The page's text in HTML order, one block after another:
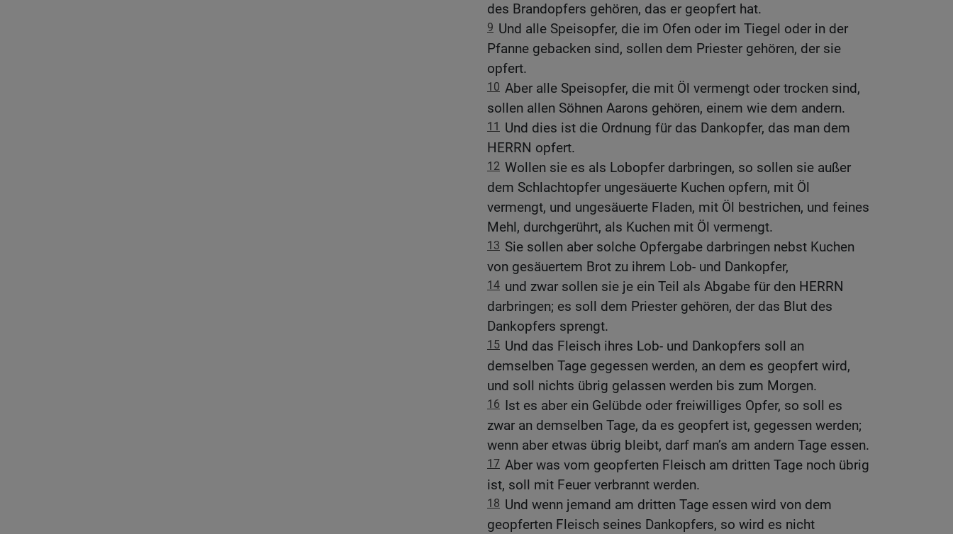
des Brandopfers gehören, das er geopfert hat.
9 Und alle Speisopfer, die im Ofen oder im Tiegel oder in der
Pfanne gebacken sind, sollen dem Priester gehören, der sie
opfert.
10 Aber alle Speisopfer, die mit Öl vermengt oder trocken sind,
sollen allen Söhnen Aarons gehören, einem wie dem andern.
11
Und dies ist die Ordnung für das Dankopfer, das man dem
HERRN opfert.
12 Wollen sie es als Lobopfer darbringen, so sollen sie außer
dem Schlachtopfer ungesäuerte Kuchen opfern, mit Öl
vermengt, und ungesäuerte Fladen, mit Öl bestrichen, und feines
Mehl, durchgerührt, als Kuchen mit Öl vermengt.
13 Sie sollen aber solche Opfergabe darbringen nebst Kuchen
von gesäuertem Brot zu ihrem Lob- und Dankopfer,
14 und zwar sollen sie je ein Teil als Abgabe für den HERRN
darbringen; es soll dem Priester gehören, der das Blut des
Dankopfers sprengt.
15 Und das Fleisch ihres Lob- und Dankopfers soll an
demselben Tage gegessen werden, an dem es geopfert wird,
und soll nichts übrig gelassen werden bis zum Morgen.
16 Ist es aber ein Gelübde oder freiwilliges Opfer, so soll es
zwar an demselben Tage, da es geopfert ist, gegessen werden;
wenn aber etwas übrig bleibt, darf man’s am andern Tage essen.
17 Aber was vom geopferten Fleisch am dritten Tage noch übrig
ist, soll mit Feuer verbrannt werden.
18 Und wenn jemand am dritten Tage essen wird von dem
geopferten Fleisch seines Dankopfers, so wird es nicht